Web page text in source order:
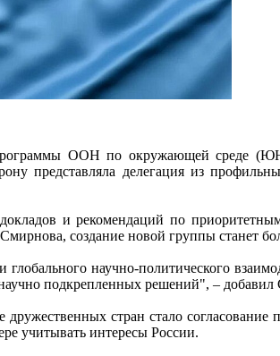
ООН по окружающей среде
представляла делегация из
и рекомендаций по
создание новой группы станет
научно-политического
подкрепленных решений", –
стран стало
учитывать интересы России.